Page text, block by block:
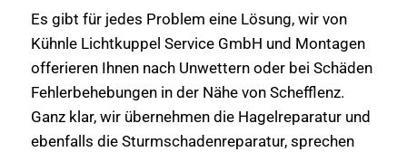
Es gibt für jedes Problem eine Lösung, wir von
Kühnle Lichtkuppel Service GmbH und Montagen
offerieren Ihnen nach Unwettern oder bei Schäden
Fehlerbehebungen in der Nähe von Schefflenz.
Ganz klar, wir übernehmen die Hagelreparatur und
ebenfalls die Sturmschadenreparatur, sprechen